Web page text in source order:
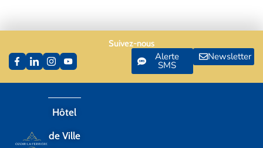
Hôtel
de Ville
Suivez-nous
Alerte
SMS
Newsletter